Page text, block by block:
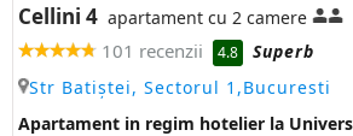
Cellini 4 apartament cu 2 camere
101 recenzii 4.8
Superb
Str Batiștei, Sectorul 1,Bucuresti
Apartament in regim hotelier la